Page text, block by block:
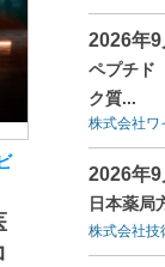
2026年
ペプチド
ク質...
株式会社ワ
2026年
日本薬局
株式会社技